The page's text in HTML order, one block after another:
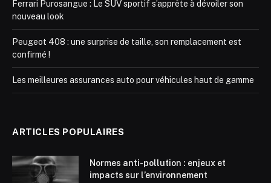
Ferrari Purosangue : Le SUV sportif s’apprête à dévoiler son
nouveau look
Peugeot 408 : une surprise de taille, son remplacement est
confirmé !
Les meilleures assurances auto pour véhicules haut de gamme
ARTICLES POPULAIRES
Normes anti-pollution : enjeux et
impacts sur l’environnement